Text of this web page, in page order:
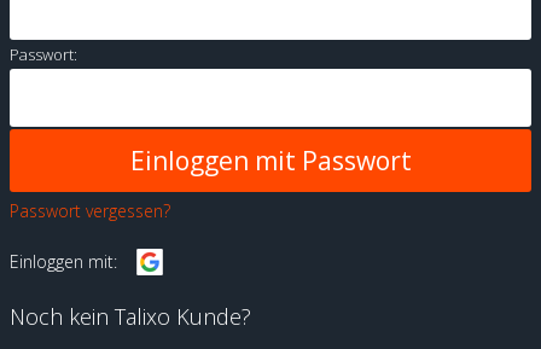
Passwort:
Passwort vergessen?
Einloggen mit:
Noch kein Talixo Kunde?